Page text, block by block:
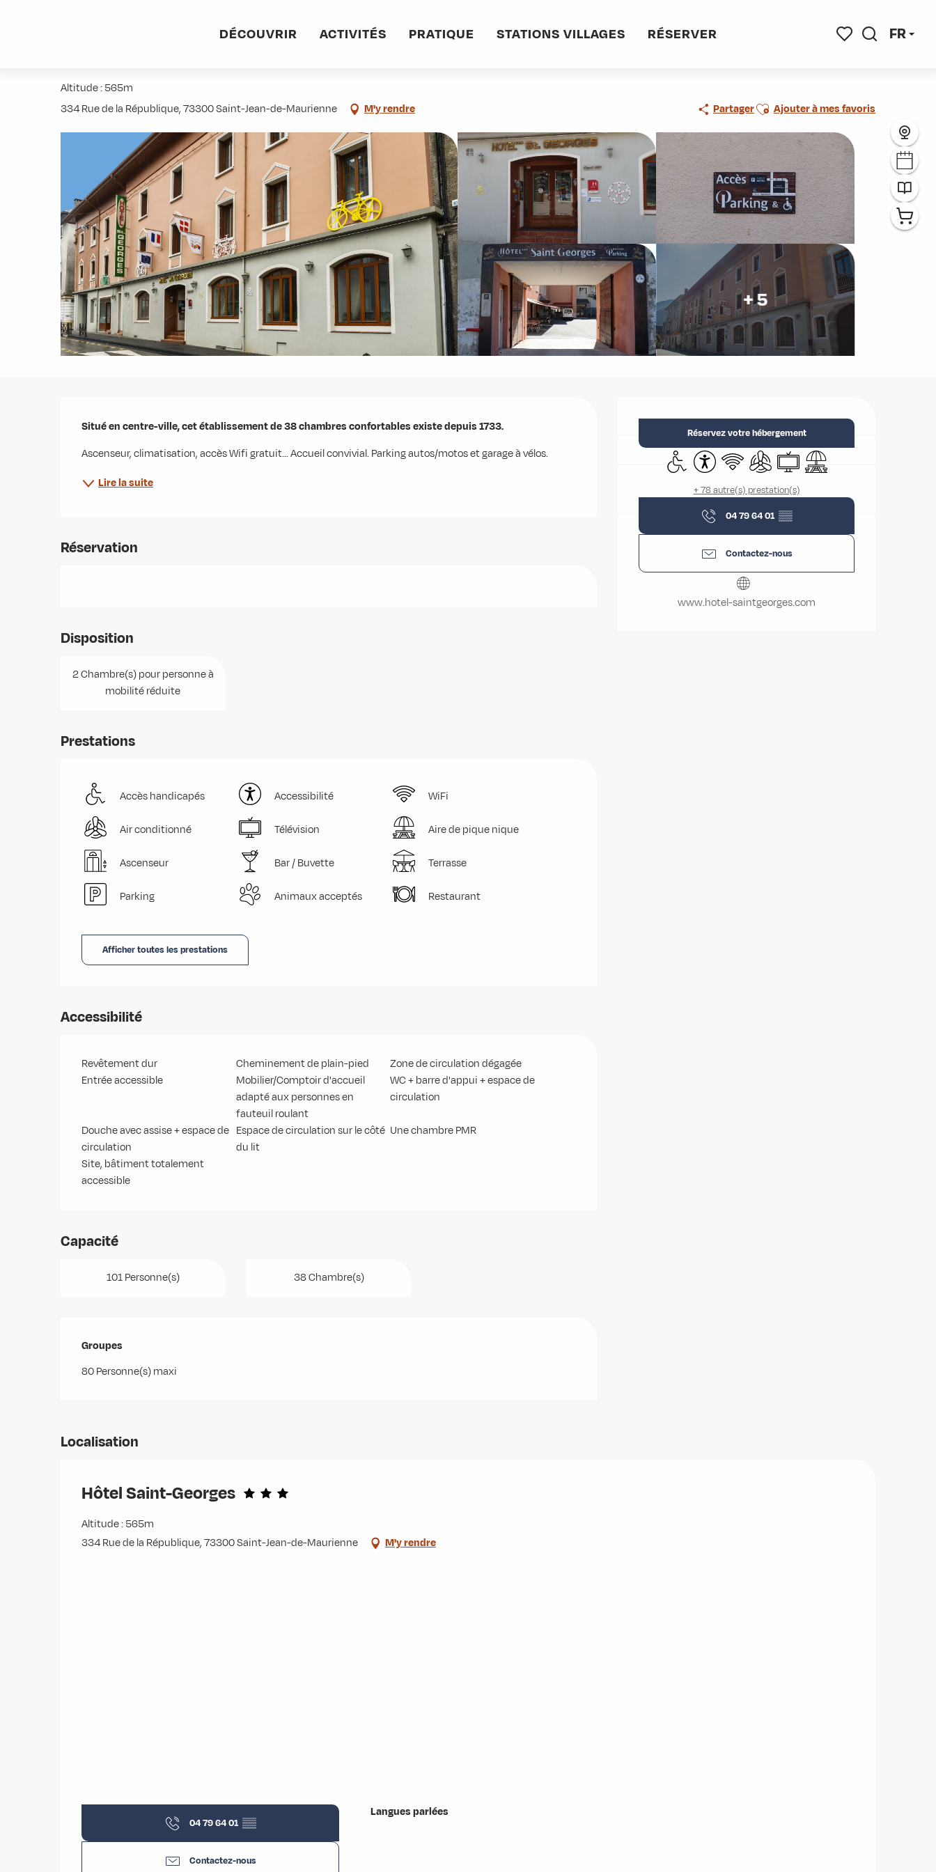
FR
DÉCOUVRIR ACTIVITÉS PRATIQUE STATIONS VILLAGES RÉSERVER
Altitude : 565m
334 Rue de la République, 73300 Saint-Jean-de-Maurienne
M'y rendre PartagerAjouter aux favoris
Ajouter à mes favoris
+ 5
Ouverture et coordonnées
Réservez votre hébergement
Accès handicapés
Accessibilité
WiFi Air conditionné
TélévisionAire de pique nique
+ 78 autre(s) prestation(s)
04 79 64 01 ▒▒
Contactez-nous
www.hotel-saintgeorges.com
Description
Situé en centre-ville, cet établissement de 38 chambres confortables existe depuis 1733.
Ascenseur, climatisation, accès Wifi gratuit... Accueil convivial. Parking autos/motos et garage à vélos.
Lire la suite
Réservation
Disposition
2 Chambre(s) pour personne à
mobilité réduite
Prestations
Accès handicapés Accessibilité WiFi
Air conditionné Télévision Aire de pique nique
Ascenseur Bar / Buvette Terrasse
Parking Animaux acceptés Restaurant
Afficher toutes les prestations
Accessibilité
Revêtement dur Cheminement de plain-pied
Zone de circulation dégagée
Entrée accessible
Mobilier/Comptoir d'accueil
adapté aux personnes en
fauteuil roulant
WC + barre d'appui + espace de
circulation
Douche avec assise + espace de
circulation
Espace de circulation sur le côté
du lit
Une chambre PMR
Site, bâtiment totalement
accessible
Capacité
101 Personne(s) 38 Chambre(s)
Groupes
Groupes
80 Personne(s) maxi
Localisation
Hôtel Saint-Georges
Altitude : 565m
334 Rue de la République, 73300 Saint-Jean-de-Maurienne
M'y rendre
04 79 64 01 ▒▒
Contactez-nous
Langues parlées
Langues parlées